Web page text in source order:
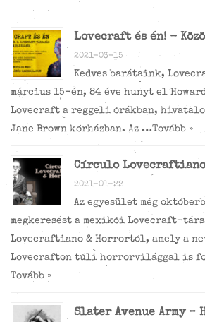
Lovecraft és én! -
2021-03-15
Kedves barátaink,
március 15-én, 84 éve hunyt el
Lovecraft a reggeli órákban,
Jane Brown kórházban. Az …Tovább »
Círculo
2021-01-22
Az egyesület még
megkeresést a mexikói Lovecraft-
Lovecraftiano & Horrortól, amely a
Lovecrafton túli horrorvilággal is
Tovább »
Slater Avenue Army –